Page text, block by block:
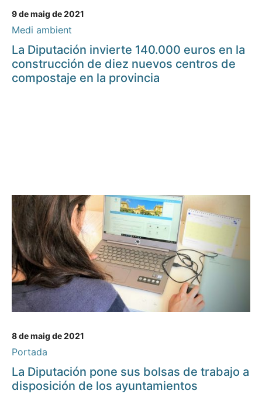
9 de maig de 2021
Medi ambient
La Diputación invierte 140.000 euros en la
construcción de diez nuevos centros de
compostaje en la provincia
8 de maig de 2021
Portada
La Diputación pone sus bolsas de trabajo a
disposición de los ayuntamientos